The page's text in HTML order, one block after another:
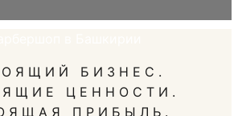
БИЗНЕС.
ЦЕННОСТИ.
ПРИБЫЛЬ.